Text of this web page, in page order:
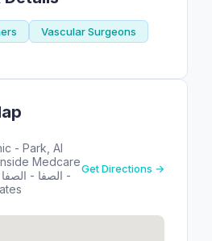
Vascular Surgeons
- Park, Al
MedcareGet Directions →